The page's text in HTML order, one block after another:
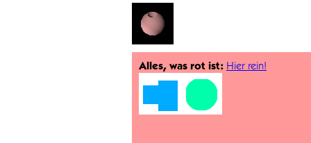
Alles, was rot ist: Hier rein!